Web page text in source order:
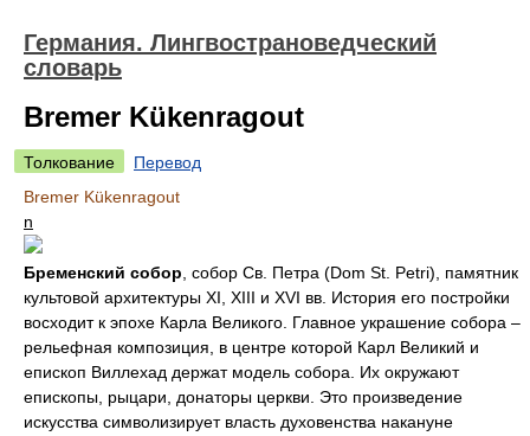
Германия. Лингвострановедческий
словарь
Bremer Kükenragout
Толкование
Перевод
Bremer Kükenragout
n
Бременский собор , собор Св. Петра (Dom St. Petri), памятник
культовой архитектуры XI, XIII и XVI вв. История его постройки
восходит к эпохе Карла Великого. Главное украшение собора –
рельефная композиция, в центре которой Карл Великий и
епископ Виллехад держат модель собора. Их окружают
епископы, рыцари, донаторы церкви. Это произведение
искусства символизирует власть духовенства накануне